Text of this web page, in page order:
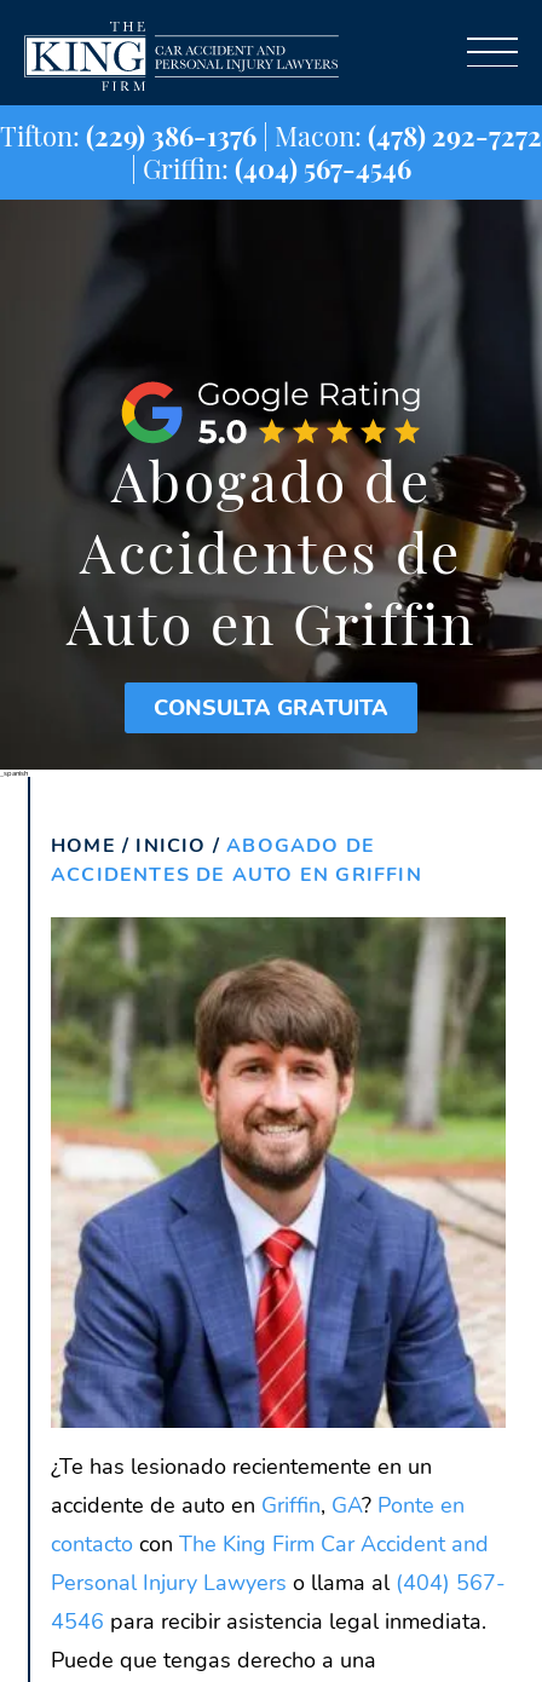
Tifton:(229) 386-1376| Macon:(478)
| Griffin:(404) 567-4546
Abogado de
Accidentes de
Auto en Griffin
CONSULTA GRATUITA
_spanish
HOME / INICIO /ABOGADO DE
ACCIDENTES DE AUTO EN GRIFFIN
¿Te has lesionado recientemente en un
accidente de auto en Griffin, GA? Ponte en
contacto con The King Firm Car Accident and
Personal Injury Lawyers o llama al (404) 567-
4546 para recibir asistencia legal inmediata.
Puede que tengas derecho a una